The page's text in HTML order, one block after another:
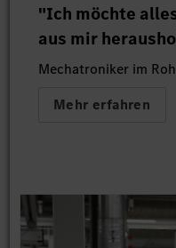
"Ich möchte
aus mir
Mechatroniker im
Mehr erfahren